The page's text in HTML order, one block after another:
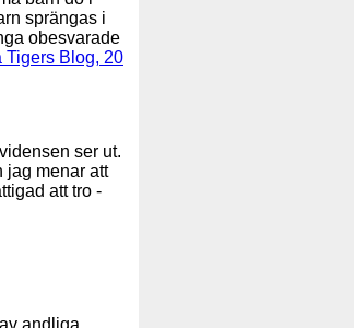
sprängas i
obesvarade
Tigers Blog, 20
ser ut.
jag menar att
att tro -